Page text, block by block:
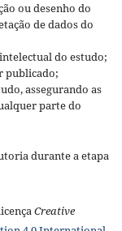
ou desenho do
de dados do
do estudo;
publicado;
assegurando as
parte do
durante a etapa
Creative